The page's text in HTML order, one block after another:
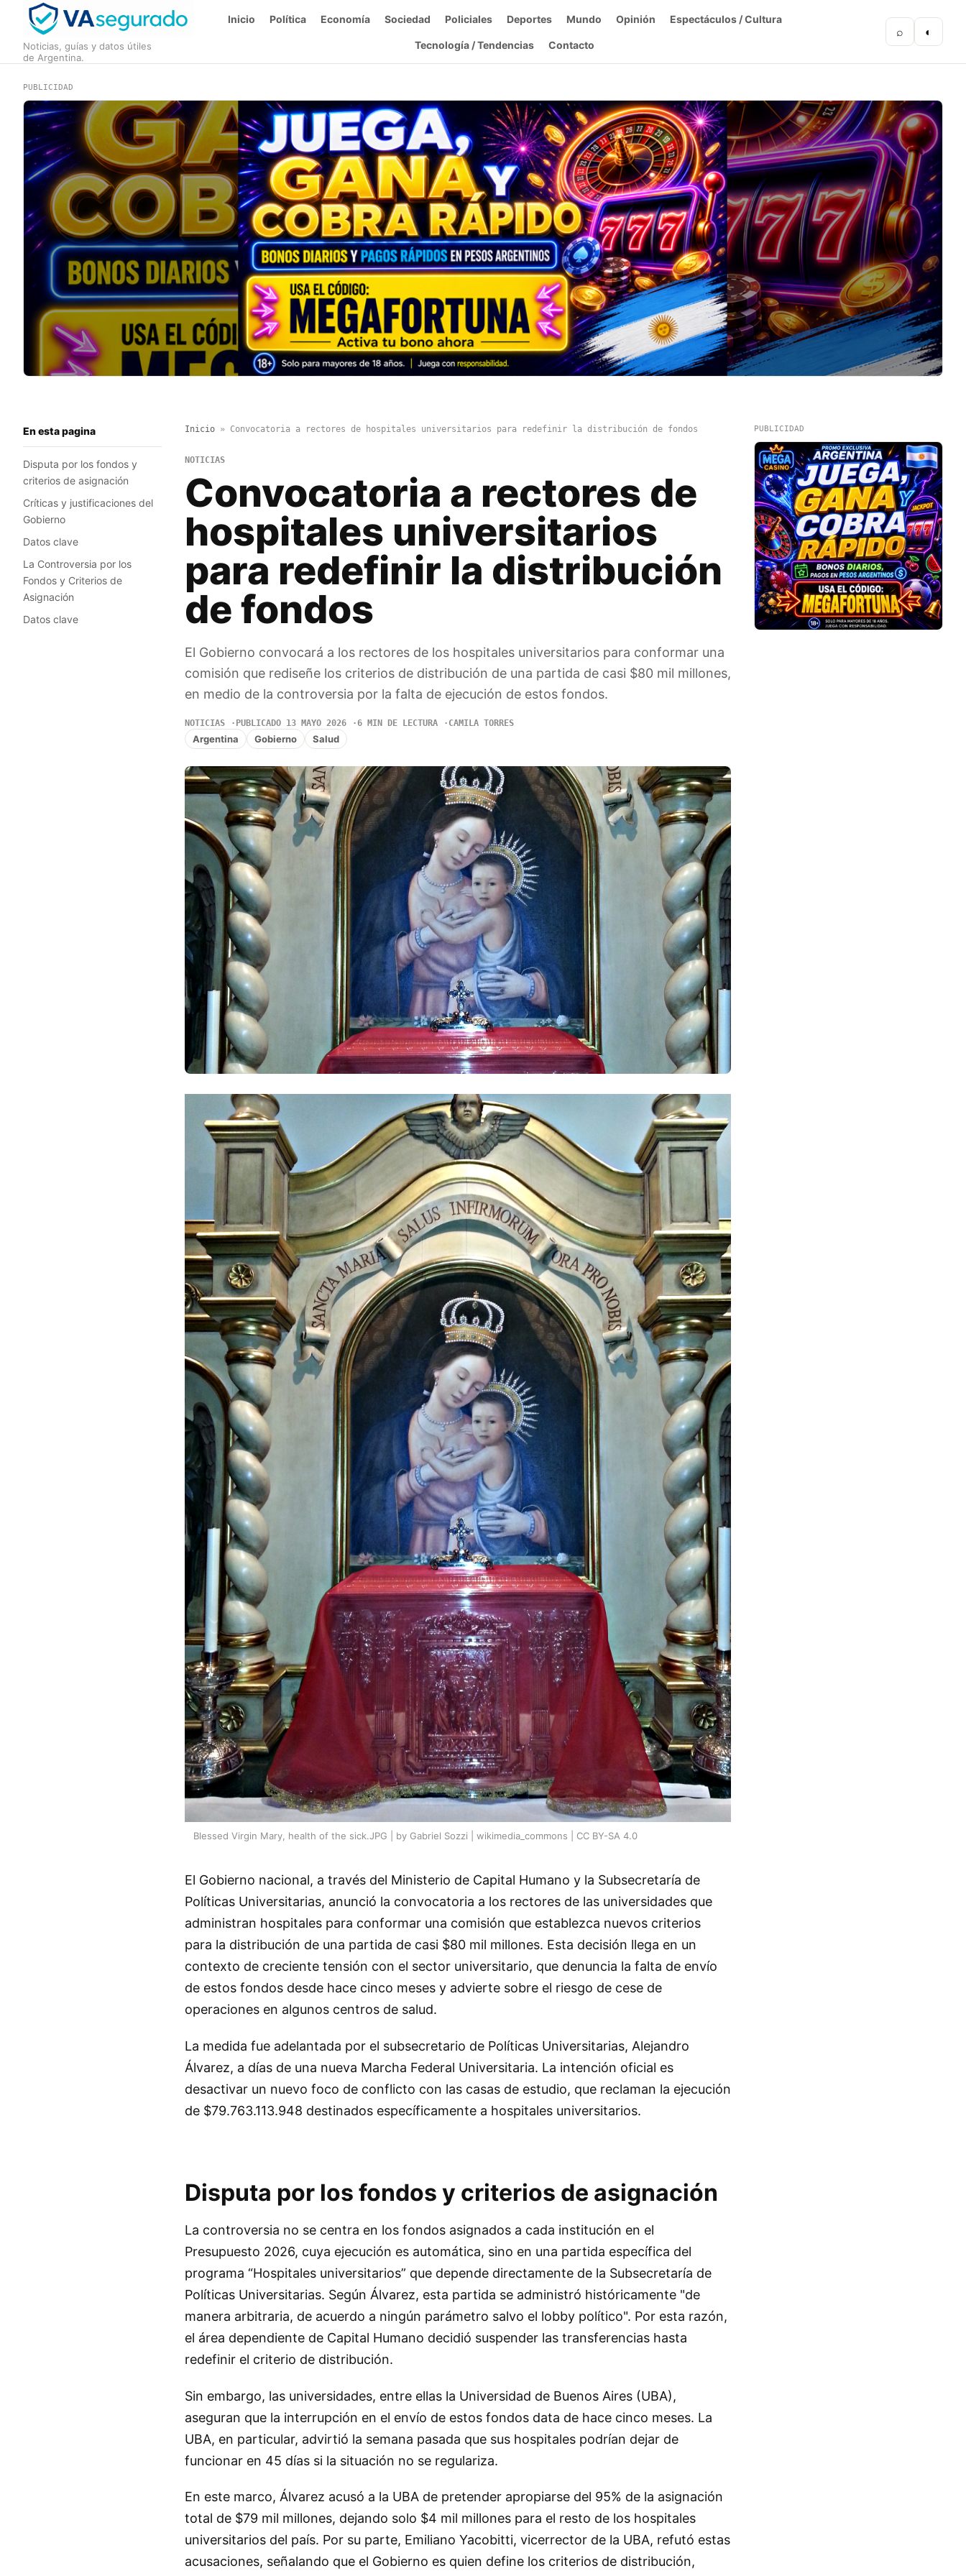
Noticias, guías y datos útiles
de Argentina.
Inicio Política Economía Sociedad Policiales Deportes Mundo Opinión Espectáculos / Cultura
Tecnología / Tendencias Contacto
⌕ ◐
PUBLICIDAD
En esta pagina
Disputa por los fondos y
criterios de asignación
Críticas y justificaciones del
Gobierno
Datos clave
La Controversia por los
Fondos y Criterios de
Asignación
Datos clave
Inicio» Convocatoria a rectores de hospitales universitarios para redefinir la distribución de fondos
NOTICIAS
Convocatoria a rectores de
hospitales universitarios
para redefinir la distribución
de fondos
El Gobierno convocará a los rectores de los hospitales universitarios para conformar una
comisión que rediseñe los criterios de distribución de una partida de casi $80 mil millones,
en medio de la controversia por la falta de ejecución de estos fondos.
NOTICIAS PUBLICADO 13 MAYO 2026 6 MIN DE LECTURA CAMILA TORRES
Argentina Gobierno Salud
Blessed Virgin Mary, health of the sick.JPG | by Gabriel Sozzi | wikimedia_commons | CC BY-SA 4.0
El Gobierno nacional, a través del Ministerio de Capital Humano y la Subsecretaría de
Políticas Universitarias, anunció la convocatoria a los rectores de las universidades que
administran hospitales para conformar una comisión que establezca nuevos criterios
para la distribución de una partida de casi $80 mil millones. Esta decisión llega en un
contexto de creciente tensión con el sector universitario, que denuncia la falta de envío
de estos fondos desde hace cinco meses y advierte sobre el riesgo de cese de
operaciones en algunos centros de salud.
La medida fue adelantada por el subsecretario de Políticas Universitarias, Alejandro
Álvarez, a días de una nueva Marcha Federal Universitaria. La intención oficial es
desactivar un nuevo foco de conflicto con las casas de estudio, que reclaman la ejecución
de $79.763.113.948 destinados específicamente a hospitales universitarios.
Disputa por los fondos y criterios de asignación
La controversia no se centra en los fondos asignados a cada institución en el
Presupuesto 2026, cuya ejecución es automática, sino en una partida específica del
programa “Hospitales universitarios” que depende directamente de la Subsecretaría de
Políticas Universitarias. Según Álvarez, esta partida se administró históricamente "de
manera arbitraria, de acuerdo a ningún parámetro salvo el lobby político". Por esta razón,
el área dependiente de Capital Humano decidió suspender las transferencias hasta
redefinir el criterio de distribución.
Sin embargo, las universidades, entre ellas la Universidad de Buenos Aires (UBA),
aseguran que la interrupción en el envío de estos fondos data de hace cinco meses. La
UBA, en particular, advirtió la semana pasada que sus hospitales podrían dejar de
funcionar en 45 días si la situación no se regulariza.
En este marco, Álvarez acusó a la UBA de pretender apropiarse del 95% de la asignación
total de $79 mil millones, dejando solo $4 mil millones para el resto de los hospitales
universitarios del país. Por su parte, Emiliano Yacobitti, vicerrector de la UBA, refutó estas
acusaciones, señalando que el Gobierno es quien define los criterios de distribución,
PUBLICIDAD